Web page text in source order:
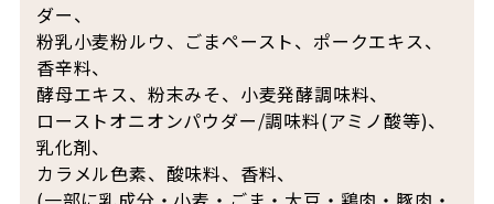
ダー、
粉乳小麦粉ルウ、ごまペースト、ポークエキス、
香辛料、
酵母エキス、粉末みそ、小麦発酵調味料、
ローストオニオンパウダー/調味料(アミノ酸等)、
乳化剤、
カラメル色素、酸味料、香料、